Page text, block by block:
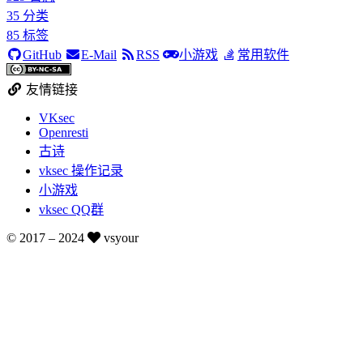
35 分类
85 标签
GitHub
E-Mail RSS 小游戏 常用软件
友情链接
VKsec
Openresti
古诗
vksec 操作记录
小游戏
vksec QQ群
© 2017 – 2024 vsyour